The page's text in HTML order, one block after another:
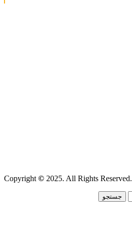
Copyright© 2025. All Rights Reserved.
جستجو